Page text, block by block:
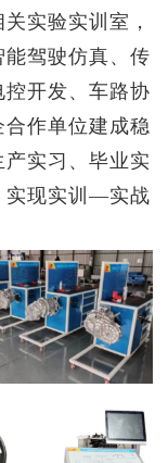
实验实训室，
驾驶仿真、传
开发、车路协
合作单位建成稳
实习、毕业实
实现实训—实战